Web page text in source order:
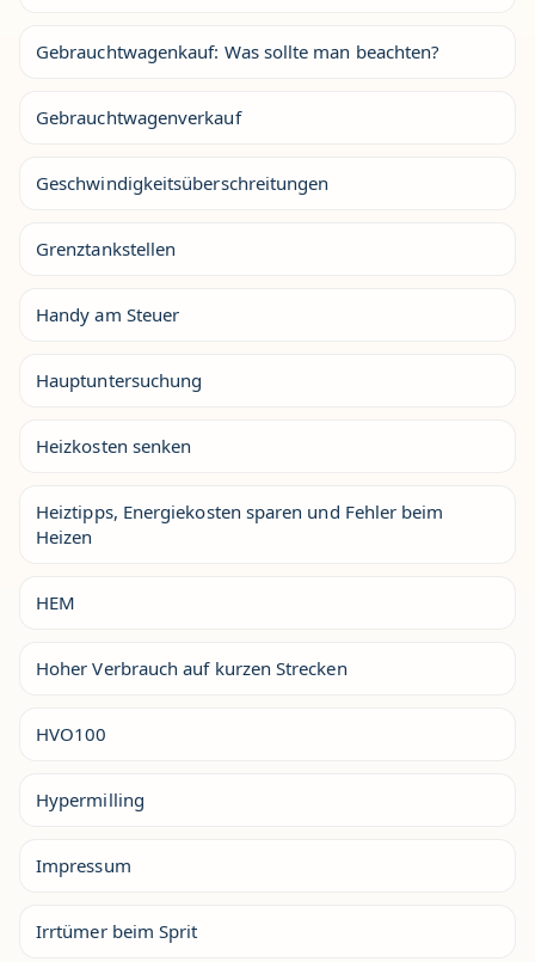
Gebrauchtwagenkauf: Was sollte man beachten?
Gebrauchtwagenverkauf
Geschwindigkeitsüberschreitungen
Grenztankstellen
Handy am Steuer
Hauptuntersuchung
Heizkosten senken
Heiztipps, Energiekosten sparen und Fehler beim
Heizen
HEM
Hoher Verbrauch auf kurzen Strecken
HVO100
Hypermilling
Impressum
Irrtümer beim Sprit